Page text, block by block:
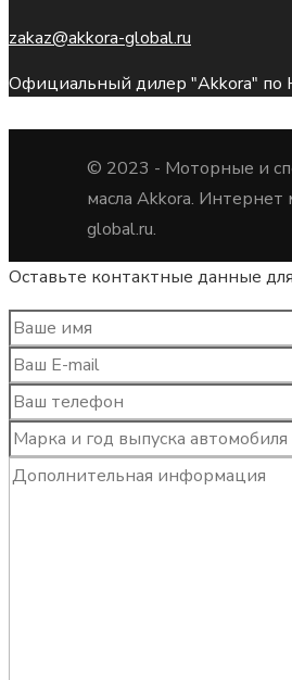
zakaz@akkora-global.ru
Официальный дилер "Akkora" по
© 2023 - Моторные и
масла Akkora. Интернет
global.ru.
Оставьте контактные данные